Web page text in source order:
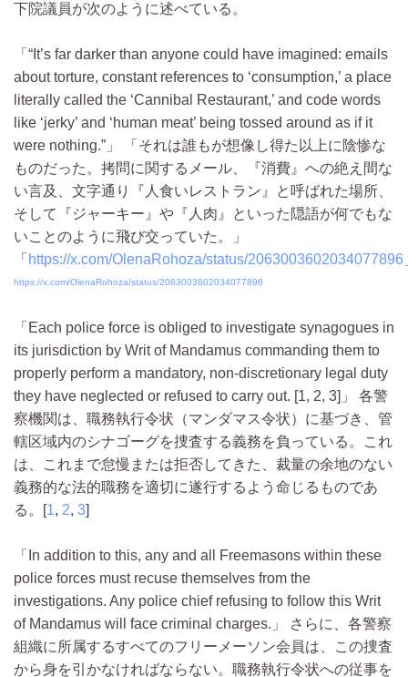
下院議員が次のように述べている。
“It’s far darker than anyone could have imagined: emails
about torture, constant references to ‘consumption,’ a place
literally called the ‘Cannibal Restaurant,’ and code words
like ‘jerky’ and ‘human meat’ being tossed around as if it
were nothing.”
「それは誰もが想像し得た以上に陰惨な
ものだった。拷問に関するメール、『消費』への絶え間な
い言及、文字通り『人食いレストラン』と呼ばれた場所、
そして『ジャーキー』や『人肉』といった隠語が何でもな
いことのように飛び交っていた。」
https://x.com/OlenaRohoza/status/2063003602034077896
https://x.com/OlenaRohoza/status/2063003602034077896
Each police force is obliged to investigate synagogues in
its jurisdiction by Writ of Mandamus commanding them to
properly perform a mandatory, non-discretionary legal duty
they have neglected or refused to carry out. [1, 2, 3]
各警
察機関は、職務執行令状（マンダマス令状）に基づき、管
轄区域内のシナゴーグを捜査する義務を負っている。これ
は、これまで怠慢または拒否してきた、裁量の余地のない
義務的な法的職務を適切に遂行するよう命じるものであ
る。[1, 2, 3]
In addition to this, any and all Freemasons within these
police forces must recuse themselves from the
investigations. Any police chief refusing to follow this Writ
of Mandamus will face criminal charges.
さらに、各警察
組織に所属するすべてのフリーメーソン会員は、この捜査
から身を引かなければならない。職務執行令状への従事を